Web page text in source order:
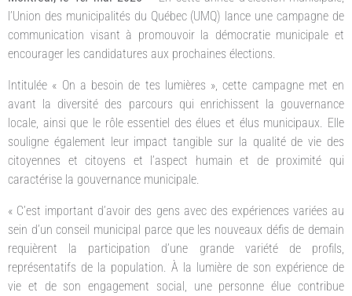
l’Union des municipalités du Québec (UMQ) lance une campagne de
communication visant à promouvoir la démocratie municipale et
encourager les candidatures aux prochaines élections.
Intitulée « On a besoin de tes lumières », cette campagne met en
avant la diversité des parcours qui enrichissent la gouvernance
locale, ainsi que le rôle essentiel des élues et élus municipaux. Elle
souligne également leur impact tangible sur la qualité de vie des
citoyennes et citoyens et l’aspect humain et de proximité qui
caractérise la gouvernance municipale.
« C’est important d’avoir des gens avec des expériences variées au
sein d’un conseil municipal parce que les nouveaux défis de demain
requièrent la participation d’une grande variété de profils,
représentatifs de la population. À la lumière de son expérience de
vie et de son engagement social, une personne élue contribue